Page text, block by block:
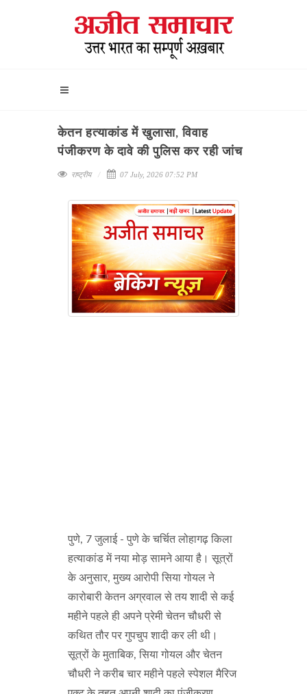
केतन हत्याकांड में खुलासा, विवाह
पंजीकरण के दावे की पुलिस कर रही जांच
राष्ट्रीय 07 July, 2026 07:52 PM
पुणे, 7 जुलाई - पुणे के चर्चित लोहागढ़ किला
हत्याकांड में नया मोड़ सामने आया है। सूत्रों
के अनुसार, मुख्य आरोपी सिया गोयल ने
कारोबारी केतन अग्रवाल से तय शादी से कई
महीने पहले ही अपने प्रेमी चेतन चौधरी से
कथित तौर पर गुपचुप शादी कर ली थी।
सूत्रों के मुताबिक, सिया गोयल और चेतन
चौधरी ने करीब चार महीने पहले स्पेशल मैरिज